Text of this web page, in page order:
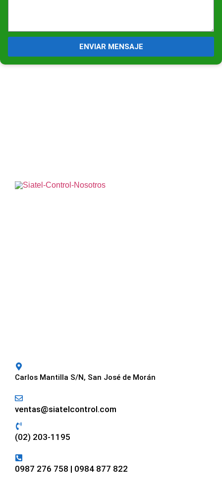
ENVIAR MENSAJE
Carlos Mantilla S/N, San José de Morán
ventas@siatelcontrol.com
(02) 203-1195
0987 276 758 | 0984 877 822